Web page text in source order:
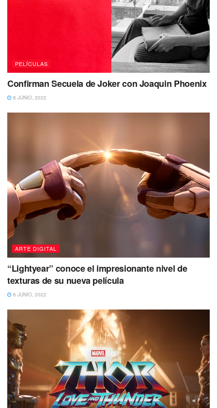
PELÍCULAS
Confirman Secuela de Joker con Joaquin Phoenix
8 JUNIO, 2022
ARTE DIGITAL
“Lightyear” conoce el impresionante nivel de
texturas de su nueva película
6 JUNIO, 2022